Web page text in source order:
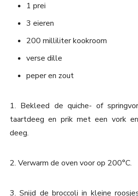
1 prei
3 eieren
200 milliliter kookroom
verse dille
peper en zout
1. Bekleed de quiche- of
taartdeeg en prik met een vork
deeg.
2. Verwarm de oven voor op 200°C.
3. Snijd de broccoli in kleine